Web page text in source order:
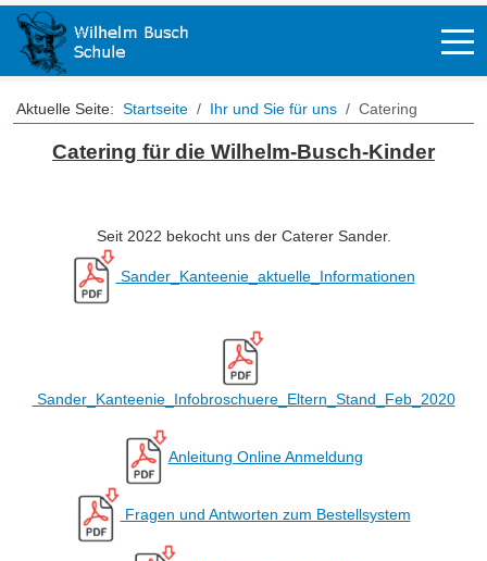
Off-
Aktuelle Seite: Startseite Ihr und Sie für uns Catering
Catering für die Wilhelm-Busch-Kinder
Seit 2022 bekocht uns der Caterer Sander.
Sander_Kanteenie_aktuelle_Informationen
Sander_Kanteenie_Infobroschuere_Eltern_Stand_Feb_2020
Anleitung Online Anmeldung
Fragen und Antworten zum Bestellsystem